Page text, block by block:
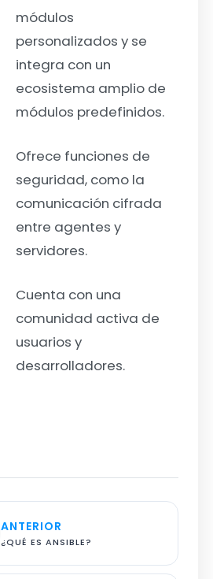
módulos
personalizados y se
integra con un
ecosistema amplio de
módulos predefinidos.
Ofrece funciones de
seguridad, como la
comunicación cifrada
entre agentes y
servidores.
Cuenta con una
comunidad activa de
usuarios y
desarrolladores.
ANTERIOR
¿QUÉ ES ANSIBLE?